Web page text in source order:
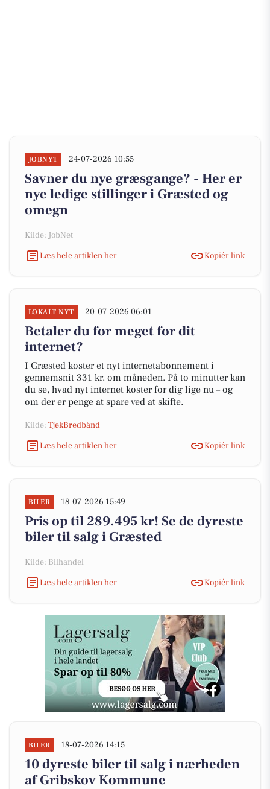
JOBNYT 24-07-2026 10:55
Savner du nye græsgange? - Her er
nye ledige stillinger i Græsted og
omegn
Kilde: JobNet
Læs hele artiklen her
Kopiér link
LOKALT NYT 20-07-2026 06:01
Betaler du for meget for dit
internet?
I Græsted koster et nyt internetabonnement i
gennemsnit 331 kr. om måneden. På to minutter kan
du se, hvad nyt internet koster for dig lige nu – og
om der er penge at spare ved at skifte.
Kilde: TjekBredbånd
Læs hele artiklen her
Kopiér link
BILER 18-07-2026 15:49
Pris op til 289.495 kr! Se de dyreste
biler til salg i Græsted
Kilde: Bilhandel
Læs hele artiklen her
Kopiér link
BILER 18-07-2026 14:15
10 dyreste biler til salg i nærheden
af Gribskov Kommune